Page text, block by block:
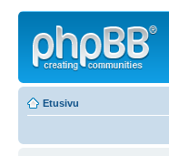
Etusivu